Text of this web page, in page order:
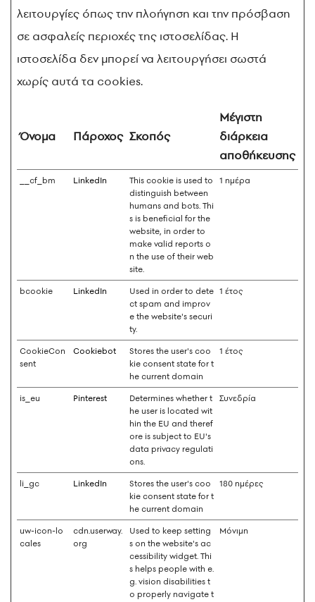
λειτουργίες όπως την πλοήγηση και την πρόσβαση
σε ασφαλείς περιοχές της ιστοσελίδας. Η
ιστοσελίδα δεν μπορεί να λειτουργήσει σωστά
χωρίς αυτά τα cookies.
Όνομα Πάροχος Σκοπός
Μέγιστη
διάρκεια
αποθήκευσης
__cf_bm LinkedIn
This cookie is used to
distinguish between
humans and bots. Thi
s is beneficial for the
website, in order to
make valid reports o
n the use of their web
site.
1 ημέρα
bcookie LinkedIn
Used in order to dete
ct spam and improv
e the website's securi
ty.
1 έτος
CookieCon
sent
Cookiebot
Stores the user's coo
kie consent state for t
he current domain
1 έτος
is_eu Pinterest
Determines whether t
he user is located wit
hin the EU and theref
ore is subject to EU's
data privacy regulati
ons.
Συνεδρία
li_gc LinkedIn
Stores the user's coo
kie consent state for t
he current domain
180 ημέρες
uw-icon-lo
cales
cdn.userway.
org
Used to keep setting
s on the website's ac
cessibility widget. Thi
s helps people with e.
g. vision disabilities t
o properly navigate t
Μόνιμη